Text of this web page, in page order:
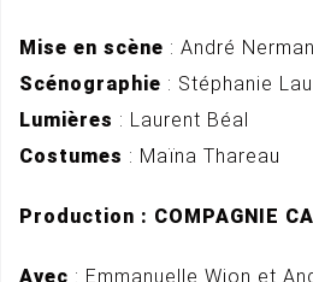
Mise en scène : André Nerman
Scénographie : Stéphanie
Lumières : Laurent Béal
Costumes : Maïna Thareau
Production : COMPAGNIE
Avec : Emmanuelle Wion et